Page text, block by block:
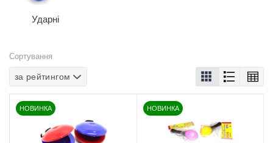
Ударні
Сортування
за рейтингом
НОВИНКА НОВИНКА